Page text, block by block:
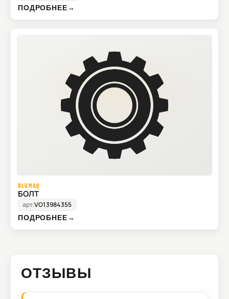
ПОДРОБНЕЕ→
BLUMAQ
БОЛТ
арт.VO13984355
ПОДРОБНЕЕ→
ОТЗЫВЫ